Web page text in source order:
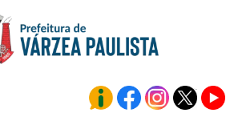
Prefeitura de